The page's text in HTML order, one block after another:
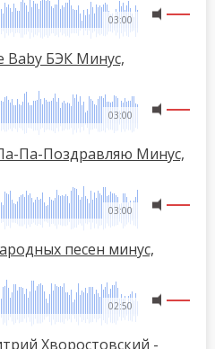
03:00
Baby БЭК Минус,
03:00
Па-Поздравляю Минус,
03:00
песен минус,
02:50
Хворостовский -